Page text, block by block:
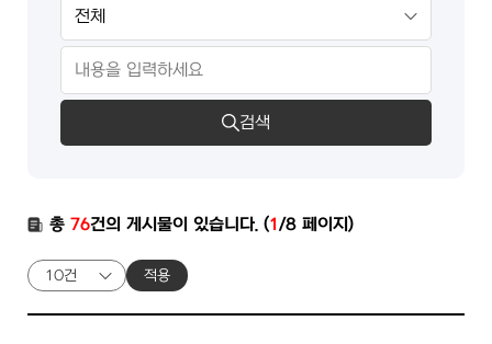
검색
총 76건의 게시물이 있습니다. (1/8 페이지)
적용